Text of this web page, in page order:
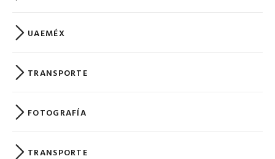
UAEMÉX
TRANSPORTE
FOTOGRAFÍA
TRANSPORTE